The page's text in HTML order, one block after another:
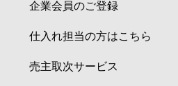
企業会員のご登録
仕入れ担当の方はこちら
売主取次サービス